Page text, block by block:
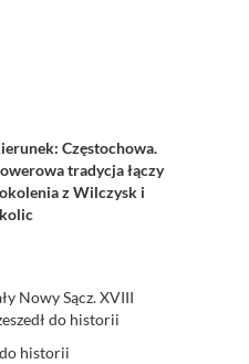
Częstochowa.
tradycja łączy
z Wilczysk i
Nowy Sącz. XVIII
do historii
historii